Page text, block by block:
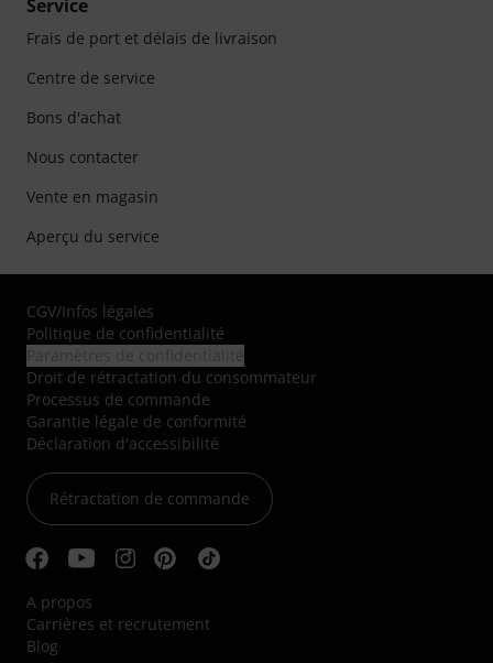
Service
Frais de port et délais de livraison
Centre de service
Bons d'achat
Nous contacter
Vente en magasin
Aperçu du service
CGV/Infos légales
Politique de confidentialité
Droit de rétractation du consommateur
Processus de commande
Garantie légale de conformité
Déclaration d'accessibilité
Rétractation de commande
A propos
Carrières et recrutement
Blog